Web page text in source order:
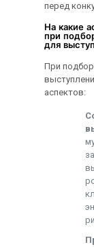
перед
На какие
при
для
При
аспектов: